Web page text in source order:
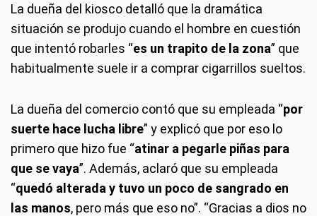
La dueña del kiosco detalló que la dramática
situación se produjo cuando el hombre en cuestión
que intentó robarles “es un trapito de la zona” que
habitualmente suele ir a comprar cigarrillos sueltos.
La dueña del comercio contó que su empleada “por
suerte hace lucha libre” y explicó que por eso lo
primero que hizo fue “atinar a pegarle piñas para
que se vaya”. Además, aclaró que su empleada
“quedó alterada y tuvo un poco de sangrado en
las manos, pero más que eso no”. “Gracias a dios no